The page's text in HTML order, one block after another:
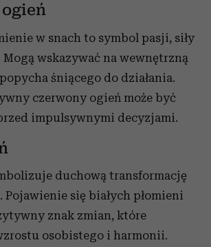
w snach to symbol pasji, siły
wskazywać na wewnętrzną
śniącego do działania.
czerwony ogień może być
impulsywnymi decyzjami.
duchową transformację
Pojawienie się białych płomieni
znak zmian, które
osobistego i harmonii.